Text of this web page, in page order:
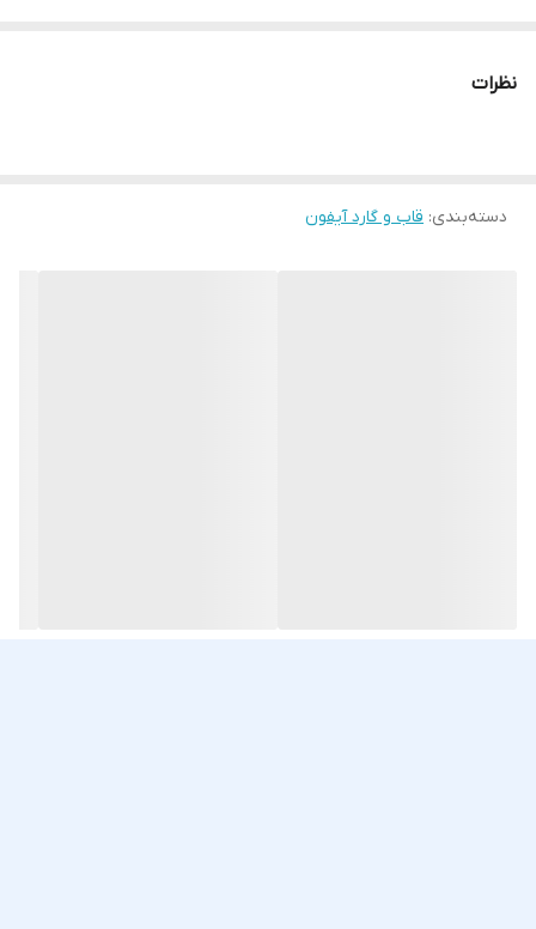
بخشد.
برای شما فراهم می کند. شما با استفاده از این قاب مشکلی برای استفاده
نظرات
دسته‌بندی: قاب و گارد آیفون